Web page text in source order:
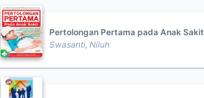
Pertolongan Pertama pada Anak Sakit
Swasanti, Niluh